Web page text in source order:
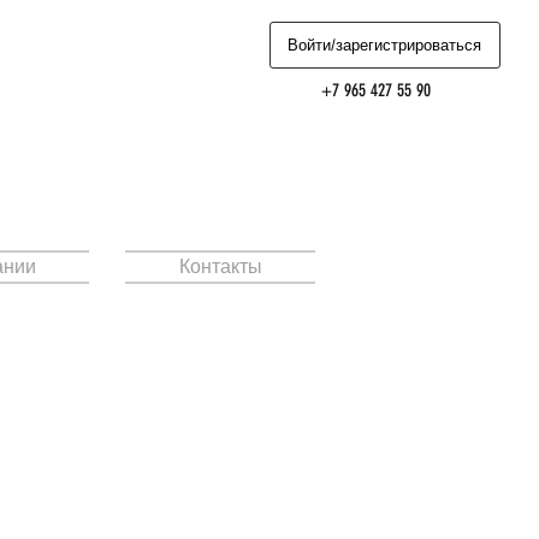
Войти/зарегистрироваться
+7 965 427 55 90
Контакты